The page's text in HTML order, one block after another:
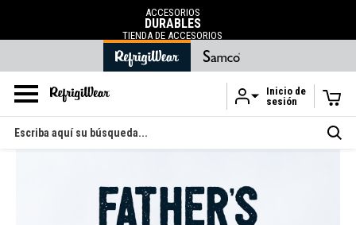
Ir al contenido principal
ENVÍO GRATUITO
en pedidos superiores a 120 ¤
.
Inicio de
sesión
Buscar
en